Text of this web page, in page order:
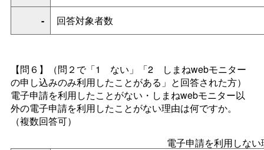
- 回答対象者数
【問６】 （問２で「1 ない」「2 しまねwebモニター
の申し込みのみ利用したことがある」と回答された方）
電子申請を利用したことがない・しまねwebモニター以
外の電子申請を利用したことがない理由は何ですか。
（複数回答可）
電子申請を利用しない